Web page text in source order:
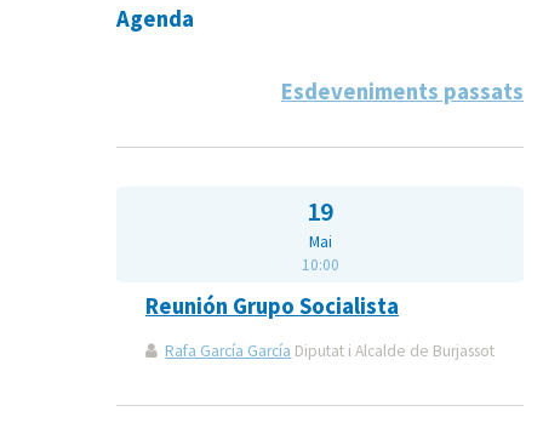
Agenda
Esdeveniments passats
19
Mai
10:00
Reunión Grupo Socialista
Rafa García García Diputat i Alcalde de Burjassot